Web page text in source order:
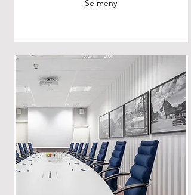
Se meny